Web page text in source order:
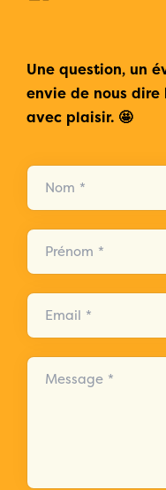
Une question, un
envie de nous dire
avec plaisir. 🤩
Nom *
Prénom *
Email *
Message *